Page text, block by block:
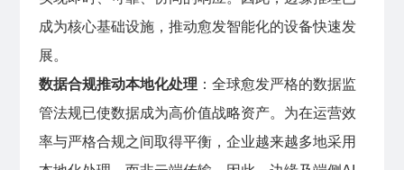
成为核心基础设施，推动愈发智能化的设备快速发
展。
数据合规推动本地化处理 ：全球愈发严格的数据监
管法规已使数据成为高价值战略资产。为在运营效
率与严格合规之间取得平衡，企业越来越多地采用